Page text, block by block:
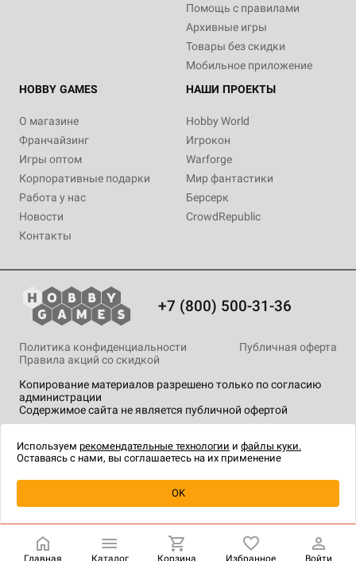
Купить| 2 093 ₽
Помощь с правилами
Архивные игры
Товары без скидки
Мобильное приложение
HOBBY GAMES
О магазине
Франчайзинг
Игры оптом
Корпоративные подарки
Работа у нас
Новости
Контакты
НАШИ ПРОЕКТЫ
Hobby World
Игрокон
Warforge
Мир фантастики
Берсерк
CrowdRepublic
+7 (800) 500-31-36
Копирование материалов разрешено только по согласию
администрации
Содержимое сайта не является публичной офертой
Политика конфиденциальности
Публичная оферта
Правила акций со скидкой
технологии.
Главная Каталог Корзина Избранное Войти
Используем рекомендательные технологии и файлы куки.
Оставаясь с нами, вы соглашаетесь на их применение
OK